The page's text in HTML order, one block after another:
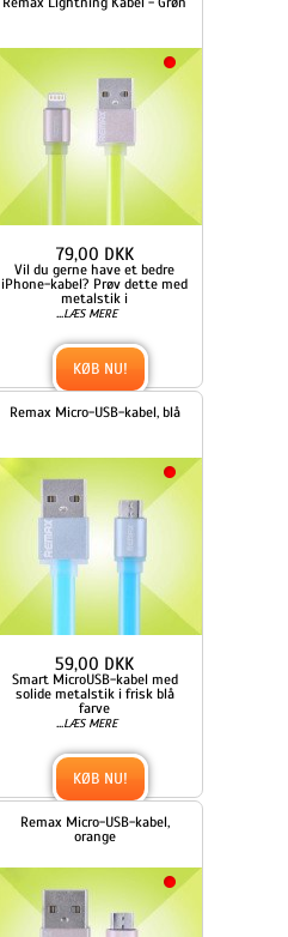
Vil du gerne have et bedre
iPhone-kabel? Prøv dette med
metalstik i
...LÆS MERE
79,00 DKK
KØB NU!
Remax Micro-USB-kabel, blå
Smart MicroUSB-kabel med
solide metalstik i frisk blå
farve
...LÆS MERE
59,00 DKK
KØB NU!
Remax Micro-USB-kabel,
orange